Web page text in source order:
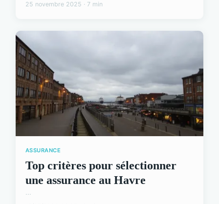
25 novembre 2025 · 7 min
ASSURANCE
Top critères pour sélectionner
une assurance au Havre
...